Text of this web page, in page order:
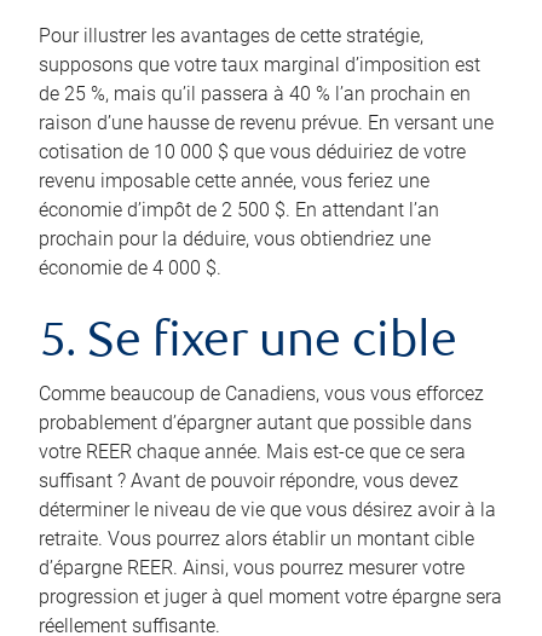
Pour illustrer les avantages de cette stratégie,
supposons que votre taux marginal d’imposition est
de 25 %, mais qu’il passera à 40 % l’an prochain en
raison d’une hausse de revenu prévue. En versant une
cotisation de 10 000 $ que vous déduiriez de votre
revenu imposable cette année, vous feriez une
économie d’impôt de 2 500 $. En attendant l’an
prochain pour la déduire, vous obtiendriez une
économie de 4 000 $.
5. Se fixer une cible
Comme beaucoup de Canadiens, vous vous efforcez
probablement d’épargner autant que possible dans
votre REER chaque année. Mais est-ce que ce sera
suffisant ? Avant de pouvoir répondre, vous devez
déterminer le niveau de vie que vous désirez avoir à la
retraite. Vous pourrez alors établir un montant cible
d’épargne REER. Ainsi, vous pourrez mesurer votre
progression et juger à quel moment votre épargne sera
réellement suffisante.